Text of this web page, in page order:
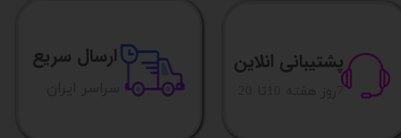
پشتیبانی انلاین
​7روز هفته 10تا 20
ارسال سریع